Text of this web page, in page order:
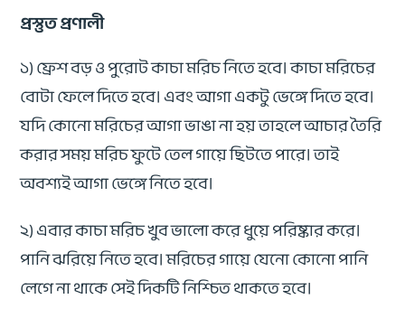
প্রস্তুত প্রণালী
১) ফ্রেশ বড় ও পুরোট কাচা মরিচ নিতে হবে। কাচা মরিচের
বোটা ফেলে দিতে হবে। এবং আগা একটু ভেঙ্গে দিতে হবে।
যদি কোনো মরিচের আগা ভাঙা না হয় তাহলে আচার তৈরি
করার সময় মরিচ ফুটে তেল গায়ে ছিটতে পারে। তাই
অবশ্যই আগা ভেঙ্গে নিতে হবে।
২) এবার কাচা মরিচ খুব ভালো করে ধুয়ে পরিষ্কার করে।
পানি ঝরিয়ে নিতে হবে। মরিচের গায়ে যেনো কোনো পানি
লেগে না থাকে সেই দিকটি নিশ্চিত থাকতে হবে।